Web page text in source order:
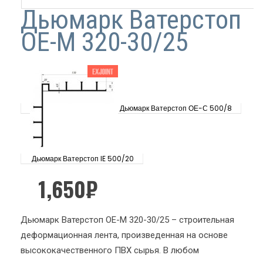
Дьюмарк Ватерстоп
ОЕ-М 320-30/25
Дьюмарк Ватерстоп ОЕ-С 500/8
Дьюмарк Ватерстоп IE 500/20
1,650₽
Дьюмарк Ватерстоп ОЕ-М 320-30/25 – строительная
деформационная лента, произведенная на основе
высококачественного ПВХ сырья. В любом